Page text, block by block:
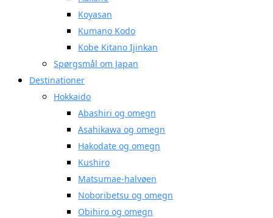
Koyasan
Kumano Kodo
Kobe Kitano Ijinkan
Spørgsmål om Japan
Destinationer
Hokkaido
Abashiri og omegn
Asahikawa og omegn
Hakodate og omegn
Kushiro
Matsumae-halvøen
Noboribetsu og omegn
Obihiro og omegn